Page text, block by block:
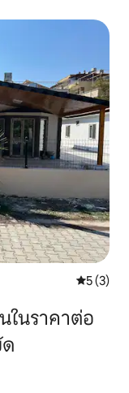
คะแนนเฉ
5 (3)
ในราคาต่อ